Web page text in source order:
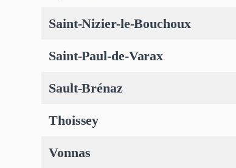
Saint-Nizier-le-Bouchoux
Saint-Paul-de-Varax
Sault-Brénaz
Thoissey
Vonnas